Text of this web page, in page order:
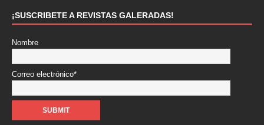
¡SUSCRIBETE A REVISTAS GALERADAS!
Nombre
Correo electrónico*